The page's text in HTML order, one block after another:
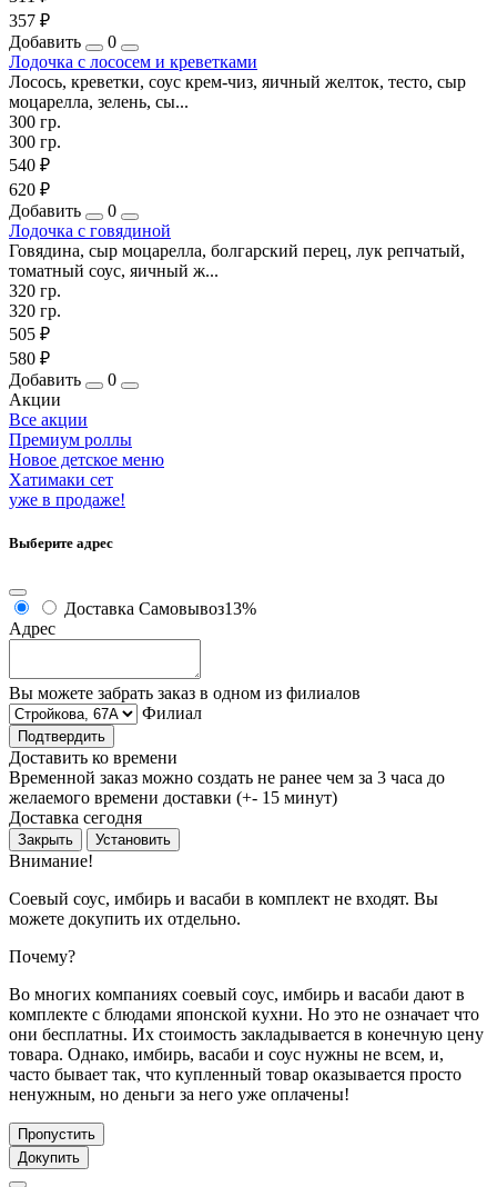
357 ₽
Добавить
0
Лодочка с лососем и креветками
Лосось, креветки, соус крем-чиз, яичный желток, тесто, сыр
моцарелла, зелень, сы...
300 гр.
300 гр.
540 ₽
620 ₽
Добавить
0
Лодочка с говядиной
Говядина, сыр моцарелла, болгарский перец, лук репчатый,
томатный соус, яичный ж...
320 гр.
320 гр.
505 ₽
580 ₽
Добавить
0
Акции
Все акции
Премиум роллы
Новое детское меню
Хатимаки сет
уже в продаже!
Выберите адрес
Доставка Самовывоз13%
Адрес
Вы можете забрать заказ в одном из филиалов
Филиал
Подтвердить
Доставить ко времени
Временной заказ можно создать не ранее чем за 3 часа до
желаемого времени доставки (+- 15 минут)
Доставка сегодня
Закрыть Установить
Внимание!
Соевый соус, имбирь и васаби в комплект не входят. Вы
можете докупить их отдельно.
Почему?
Во многих компаниях соевый соус, имбирь и васаби дают в
комплекте с блюдами японской кухни. Но это не означает что
они бесплатны. Их стоимость закладывается в конечную цену
товара. Однако, имбирь, васаби и соус нужны не всем, и,
часто бывает так, что купленный товар оказывается просто
ненужным, но деньги за него уже оплачены!
Пропустить
Докупить